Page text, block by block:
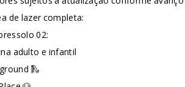
de lazer completa:
02:
adulto e infantil
🛝